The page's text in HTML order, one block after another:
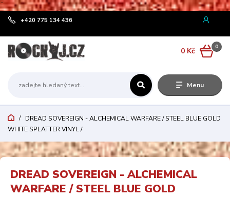
¨
Menu
+420 775 134 436
0
0 Kč
DREAD SOVEREIGN - ALCHEMICAL WARFARE / STEEL BLUE GOLD
WHITE SPLATTER VINYL /
DREAD SOVEREIGN - ALCHEMICAL
WARFARE / STEEL BLUE GOLD